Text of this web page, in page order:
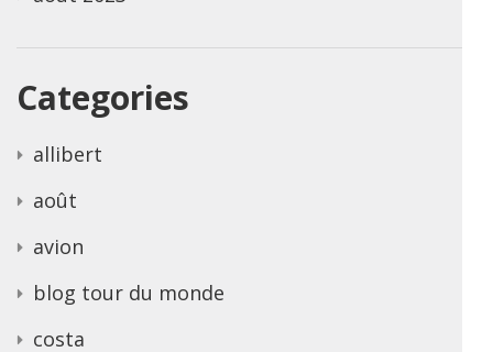
Categories
allibert
août
avion
blog tour du monde
costa